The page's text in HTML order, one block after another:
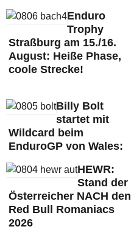
Enduro
Trophy
Straßburg am 15./16.
August: Heiße Phase,
coole Strecke!
Billy Bolt
startet mit
Wildcard beim
EnduroGP von Wales:
HEWR:
Stand der
Österreicher NACH den
Red Bull Romaniacs
2026